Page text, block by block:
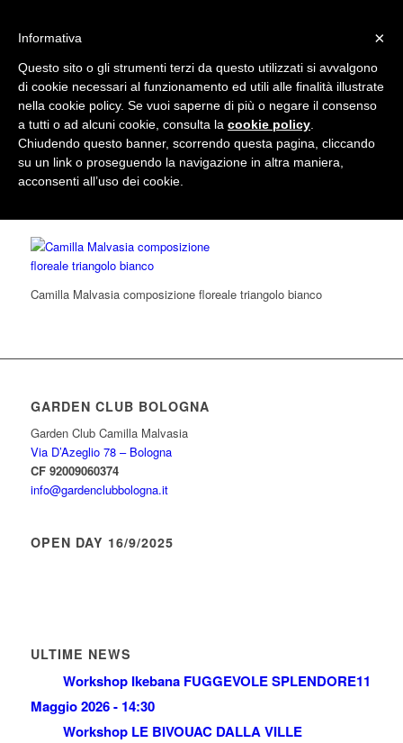
Camilla Malvasia composizione floreale triangolo
bianco
Camilla Malvasia composizione floreale triangolo bianco
GARDEN CLUB BOLOGNA
Garden Club Camilla Malvasia
Via D’Azeglio 78 – Bologna
CF 92009060374
info@gardenclubbologna.it
OPEN DAY 16/9/2025
ULTIME NEWS
Workshop Ikebana FUGGEVOLE SPLENDORE11
Maggio 2026 - 14:30
Workshop LE BIVOUAC DALLA VILLE
×
Informativa
Questo sito o gli strumenti terzi da questo utilizzati si avvalgono
di cookie necessari al funzionamento ed utili alle finalità illustrate
nella cookie policy. Se vuoi saperne di più o negare il consenso
a tutti o ad alcuni cookie, consulta la cookie policy
Chiudendo questo banner, scorrendo questa pagina, cliccando
su un link o proseguendo la navigazione in altra maniera,
acconsenti all’uso dei cookie.